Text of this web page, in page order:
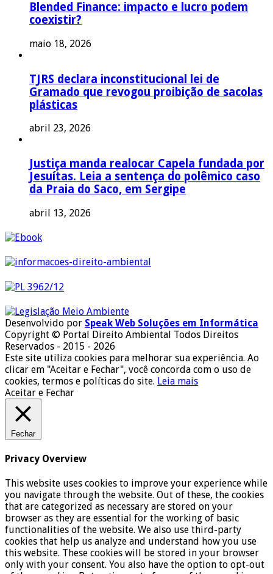
Blended Finance: impacto e lucro podem
coexistir?
maio 18, 2026
TJRS declara inconstitucional lei de
Gramado que revogou proibição de sacolas
plásticas
abril 23, 2026
Justiça manda realocar Capela fundada por
Jesuítas. Leia a sentença do polêmico caso
da Praia do Saco, em Sergipe
abril 13, 2026
Desenvolvido por Speak Web Soluções em Informática
Copyright © Portal Direito Ambiental Todos Direitos
Reservados - 2015 - 2026
Este site utiliza cookies para melhorar sua experiência. Ao
clicar em "Aceitar e Fechar", você concorda com o uso de
cookies, termos e políticas do site. Leia mais
Aceitar e Fechar
Fechar
Privacy Overview
This website uses cookies to improve your experience while
you navigate through the website. Out of these, the cookies
that are categorized as necessary are stored on your
browser as they are essential for the working of basic
functionalities of the website. We also use third-party
cookies that help us analyze and understand how you use
this website. These cookies will be stored in your browser
only with your consent. You also have the option to opt-out